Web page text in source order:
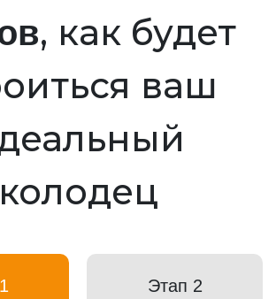
, как будет
ваш
колодец
Этап 2